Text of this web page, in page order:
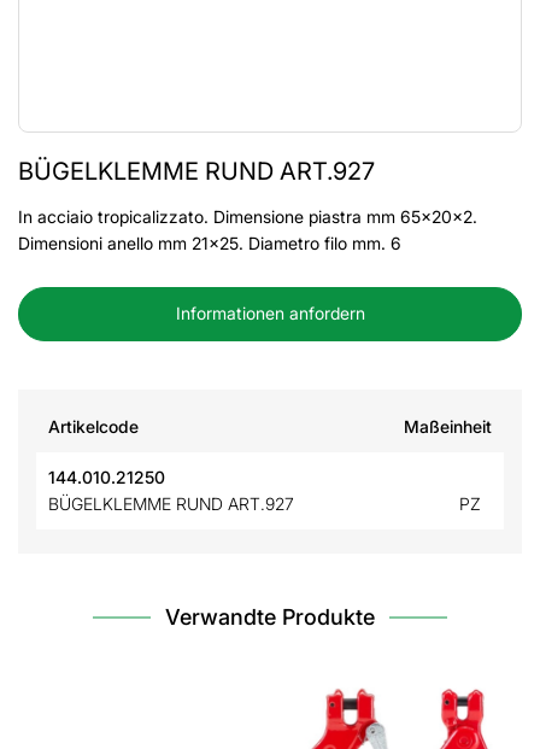
BÜGELKLEMME RUND ART.927
In acciaio tropicalizzato. Dimensione piastra mm 65x20x2.
Dimensioni anello mm 21x25. Diametro filo mm. 6
Informationen anfordern
Artikelcode Maßeinheit
144.010.21250
BÜGELKLEMME RUND ART.927
PZ
Verwandte Produkte